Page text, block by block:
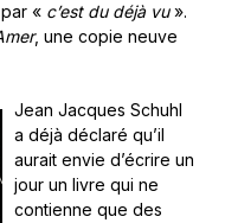
« c’est du déjà vu».
, une copie neuve
Jean Jacques Schuhl
a déjà déclaré qu’il
aurait envie d’écrire un
jour un livre qui ne
contienne que des